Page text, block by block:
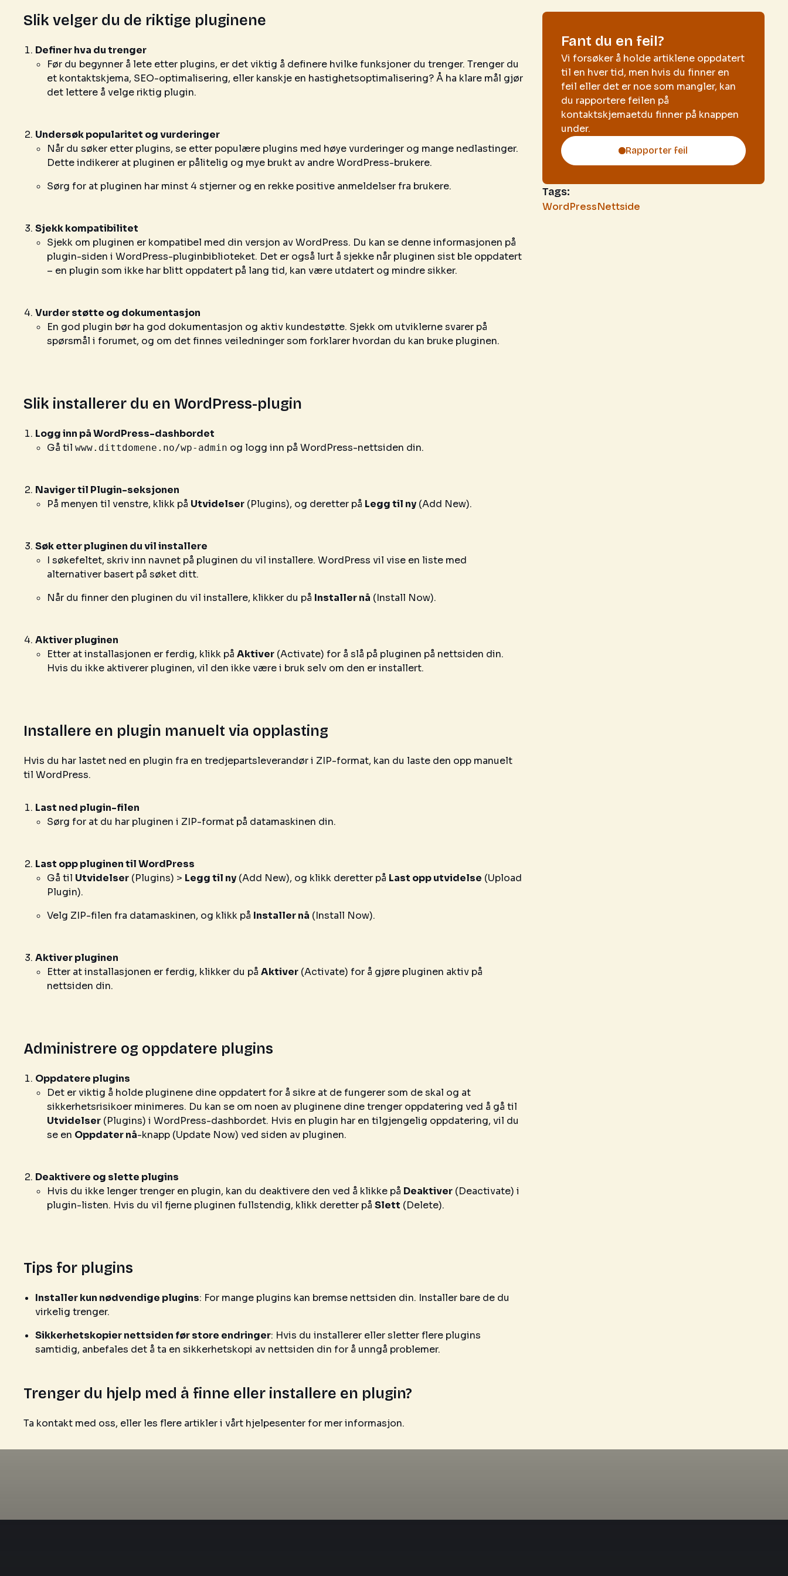
Slik velger du de riktige pluginene
Definer hva du trenger
Før du begynner å lete etter plugins, er det viktig å definere hvilke funksjoner du trenger. Trenger du
et kontaktskjema, SEO-optimalisering, eller kanskje en hastighetsoptimalisering? Å ha klare mål gjør
det lettere å velge riktig plugin.
Undersøk popularitet og vurderinger
Når du søker etter plugins, se etter populære plugins med høye vurderinger og mange nedlastinger.
Dette indikerer at pluginen er pålitelig og mye brukt av andre WordPress-brukere.
Sørg for at pluginen har minst 4 stjerner og en rekke positive anmeldelser fra brukere.
Sjekk kompatibilitet
Sjekk om pluginen er kompatibel med din versjon av WordPress. Du kan se denne informasjonen på
plugin-siden i WordPress-pluginbiblioteket. Det er også lurt å sjekke når pluginen sist ble oppdatert
– en plugin som ikke har blitt oppdatert på lang tid, kan være utdatert og mindre sikker.
Vurder støtte og dokumentasjon
En god plugin bør ha god dokumentasjon og aktiv kundestøtte. Sjekk om utviklerne svarer på
spørsmål i forumet, og om det finnes veiledninger som forklarer hvordan du kan bruke pluginen.
Slik installerer du en WordPress-plugin
Logg inn på WordPress-dashbordet
Gå til www.dittdomene.no/wp-admin og logg inn på WordPress-nettsiden din.
Naviger til Plugin-seksjonen
På menyen til venstre, klikk på Utvidelser (Plugins), og deretter på Legg til ny (Add New).
Søk etter pluginen du vil installere
I søkefeltet, skriv inn navnet på pluginen du vil installere. WordPress vil vise en liste med
alternativer basert på søket ditt.
Når du finner den pluginen du vil installere, klikker du på Installer nå (Install Now).
Aktiver pluginen
Etter at installasjonen er ferdig, klikk på Aktiver (Activate) for å slå på pluginen på nettsiden din.
Hvis du ikke aktiverer pluginen, vil den ikke være i bruk selv om den er installert.
Installere en plugin manuelt via opplasting
Hvis du har lastet ned en plugin fra en tredjepartsleverandør i ZIP-format, kan du laste den opp manuelt
til WordPress.
Last ned plugin-filen
Sørg for at du har pluginen i ZIP-format på datamaskinen din.
Last opp pluginen til WordPress
Gå til Utvidelser (Plugins) > Legg til ny (Add New), og klikk deretter på Last opp utvidelse (Upload
Plugin).
Velg ZIP-filen fra datamaskinen, og klikk på Installer nå (Install Now).
Aktiver pluginen
Etter at installasjonen er ferdig, klikker du på Aktiver (Activate) for å gjøre pluginen aktiv på
nettsiden din.
Administrere og oppdatere plugins
Oppdatere plugins
Det er viktig å holde pluginene dine oppdatert for å sikre at de fungerer som de skal og at
sikkerhetsrisikoer minimeres. Du kan se om noen av pluginene dine trenger oppdatering ved å gå til
Utvidelser (Plugins) i WordPress-dashbordet. Hvis en plugin har en tilgjengelig oppdatering, vil du
se en Oppdater nå-knapp (Update Now) ved siden av pluginen.
Deaktivere og slette plugins
Hvis du ikke lenger trenger en plugin, kan du deaktivere den ved å klikke på Deaktiver (Deactivate) i
plugin-listen. Hvis du vil fjerne pluginen fullstendig, klikk deretter på Slett (Delete).
Tips for plugins
Installer kun nødvendige plugins: For mange plugins kan bremse nettsiden din. Installer bare de du
virkelig trenger.
Sikkerhetskopier nettsiden før store endringer: Hvis du installerer eller sletter flere plugins
samtidig, anbefales det å ta en sikkerhetskopi av nettsiden din for å unngå problemer.
Trenger du hjelp med å finne eller installere en plugin?
Ta kontakt med oss, eller les flere artikler i vårt hjelpesenter for mer informasjon.
Fant du en feil?
Vi forsøker å holde artiklene oppdatert
til en hver tid, men hvis du finner en
feil eller det er noe som mangler, kan
du rapportere feilen på
kontaktskjemaetdu finner på knappen
under.
Rapporter feil
Tags:
WordPressNettside